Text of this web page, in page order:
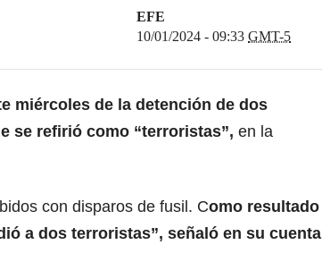
EFE
10/01/2024 - 09:33 GMT-5
miércoles de la detención de dos
se refirió como “terroristas”, en la
con disparos de fusil. Como resultado
a dos terroristas”, señaló en su cuenta